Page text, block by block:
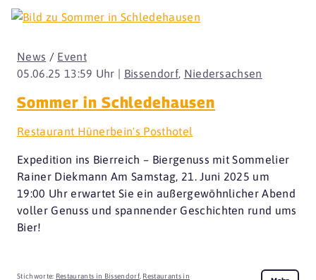
05.06.25 13:59 Uhr | Bissendorf, Niedersachsen
News / Event
Sommer in Schledehausen
Restaurant Hünerbein's Posthotel
Expedition ins Bierreich – Biergenuss mit Sommelier
Rainer Diekmann Am Samstag, 21. Juni 2025 um
19:00 Uhr erwartet Sie ein außergewöhnlicher Abend
voller Genuss und spannender Geschichten rund ums
Bier!
Stichworte: Restaurants in Bissendorf, Restaurants in